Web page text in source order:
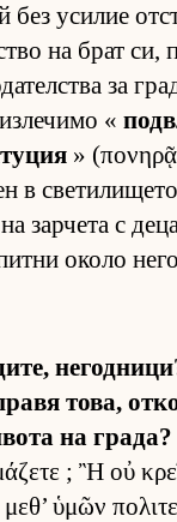
без уси­лие
на брат си,
за
«
» (πονηρᾷ
в
зар­чета с
около
то­ва,
на гра­да?
; Ἢ οὐ
ὑμῶν